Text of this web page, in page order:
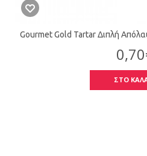
Gourmet Gold Tartar Διπλή
ΣΤΟ